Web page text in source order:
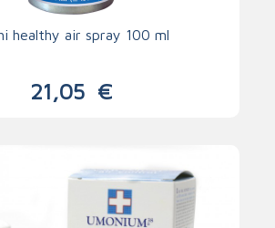
healthy air spray 100 ml
21,05 €